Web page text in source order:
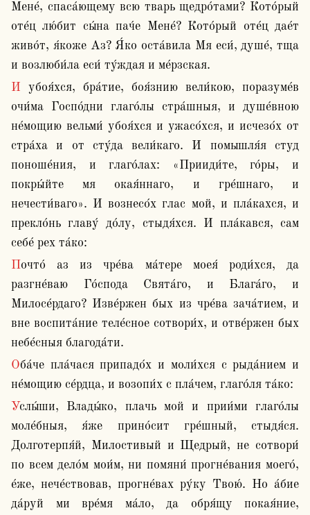
Мене́, спаса́ющему всю тварь щедро́тами? Кото́рый
оте́ц лю́бит сы́на пач́е Мене́? Кото́рый оте́ц дае́т
живо́т, я́коже Аз? Я́ко оста́вила Мя еси́, душе́, тща
и возлюби́ла еси́ ту́ждая и ме́рзская.
И убоя́хся, бра́тие, боя́знию вели́кою, поразуме́в
очи́ма Госпо́дни глаго́лы стра́шныя, и душе́вною
не́мощию вельми́ убоя́хся и ужасо́хся, и исчезо́х от
стра́ха и от сту́да вели́каго. И помышля́я студ
поноше́ния, и глаго́лах: «Прииди́те, го́ры, и
покры́йте мя окая́ннаго, и гре́шнаго, и
нечести́ваго». И вознесо́х глас мой, и пла́кахся, и
прекло́нь главу́ до́лу, стыдя́хся. И пла́кався, сам
себе́ рех та́ко:
Почто́ аз из чре́ва ма́тере моея́ роди́хся, да
разгне́ваю Го́спода Свята́го, и Блага́го, и
Милосе́рдаго? Изве́ржен бых из чре́ва зача́тием, и
вне воспита́ние теле́сное сотвори́х, и отве́ржен бых
небе́сныя благода́ти.
Оба́че пла́чася припадо́х и моли́хся с рыда́нием и
не́мощию се́рдца, и возопи́х с пла́чем, глаго́ля та́ко:
Услы́ши, Влады́ко, плачь мой и прии́ми глаго́лы
моле́бныя, я́же прино́сит гре́шный, стыдя́ся.
Долготерпя́й, Милостивый и Щедрый, не сотвори́
по всем дело́м мои́м, ни помяни́ прогне́вания моего́,
е́же, нече́ствовав, прогне́вах ру́ку Твою́. Но а́бие
да́руй ми вре́мя ма́ло, да обря́щу покая́ние,